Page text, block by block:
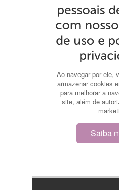
Ao navegar por ele,
armazenar cookies
para melhorar a
site, além de
Saiba